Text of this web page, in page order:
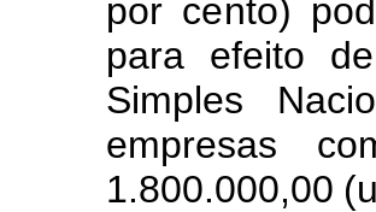
por cento)
para
efeito de
Simples Nacio
empresas co
1.800.000,00 (u